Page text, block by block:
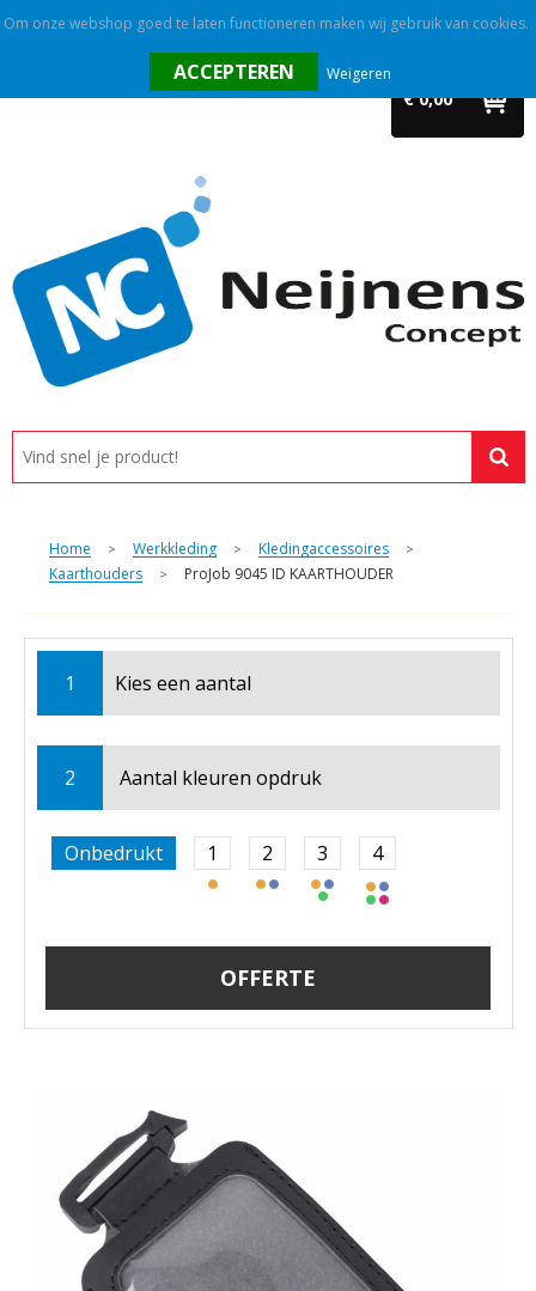
€ 0,00
Promotietextiel
Tassen
Alle categorieën
Custom made
Home > Werkkleding > Kledingaccessoires >
Kaarthouders > ProJob 9045 ID KAARTHOUDER
1 Kies een aantal
2 Aantal kleuren opdruk
Onbedrukt 1 2 3 4
OFFERTE
Om onze webshop goed te laten functioneren maken wij gebruik van cookies.
Weigeren